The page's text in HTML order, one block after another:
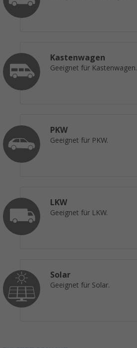
Kastenwagen
Geeignet für Kastenwagen.
PKW
Geeignet für PKW.
LKW
Geeignet für LKW.
Solar
Geeignet für Solar.